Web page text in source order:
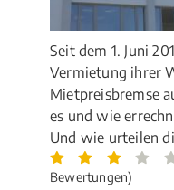
Seit dem 1. Juni
Vermietung ihrer
Mietpreisbremse
es und wie
Und wie urteilen
Bewertungen)